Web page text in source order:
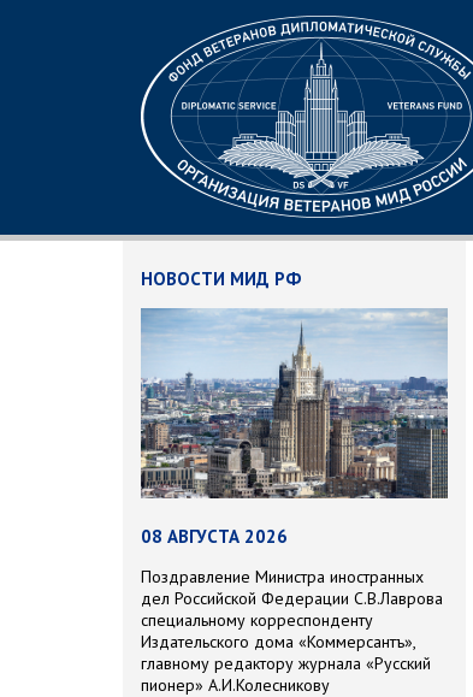
НОВОСТИ МИД РФ
08 АВГУСТА 2026
Поздравление Министра иностранных
дел Российской Федерации С.В.Лаврова
специальному корреспонденту
Издательского дома «Коммерсантъ»,
главному редактору журнала «Русский
пионер» А.И.Колесникову